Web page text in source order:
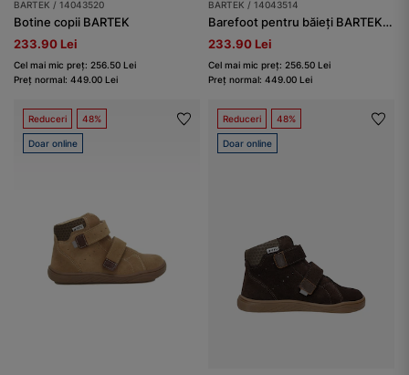
BARTEK / 14043520
Botine copii BARTEK
233.90 Lei
Cel mai mic preț: 256.50 Lei
Preț normal: 449.00 Lei
BARTEK / 14043514
Barefoot pentru băieți BARTEK 14043514, negru
233.90 Lei
Cel mai mic preț: 256.50 Lei
Preț normal: 449.00 Lei
Reduceri 48%
Doar online
Reduceri 48%
Doar online